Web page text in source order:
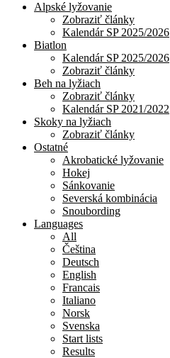
Alpské lyžovanie
Zobraziť články
Kalendár SP 2025/2026
Biatlon
Kalendár SP 2025/2026
Zobraziť články
Beh na lyžiach
Zobraziť články
Kalendár SP 2021/2022
Skoky na lyžiach
Zobraziť články
Ostatné
Akrobatické lyžovanie
Hokej
Sánkovanie
Severská kombinácia
Snoubording
Languages
All
Čeština
Deutsch
English
Francais
Italiano
Norsk
Svenska
Start lists
Results